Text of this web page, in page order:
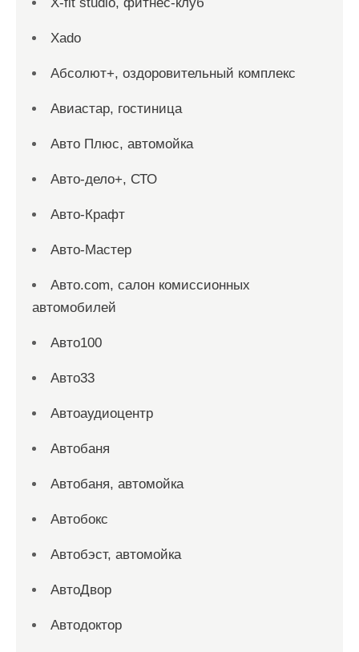
Xado
Абсолют+, оздоровительный комплекс
Авиастар, гостиница
Авто Плюс, автомойка
Авто-дело+, СТО
Авто-Крафт
Авто-Мастер
Авто.com, салон комиссионных
автомобилей
Авто100
Авто33
Автоаудиоцентр
Автобаня
Автобаня, автомойка
Автобокс
Автобэст, автомойка
АвтоДвор
Автодоктор